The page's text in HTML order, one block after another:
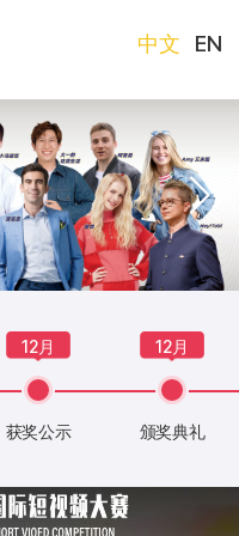
中文 EN
12月
获奖公示
12月
颁奖典礼